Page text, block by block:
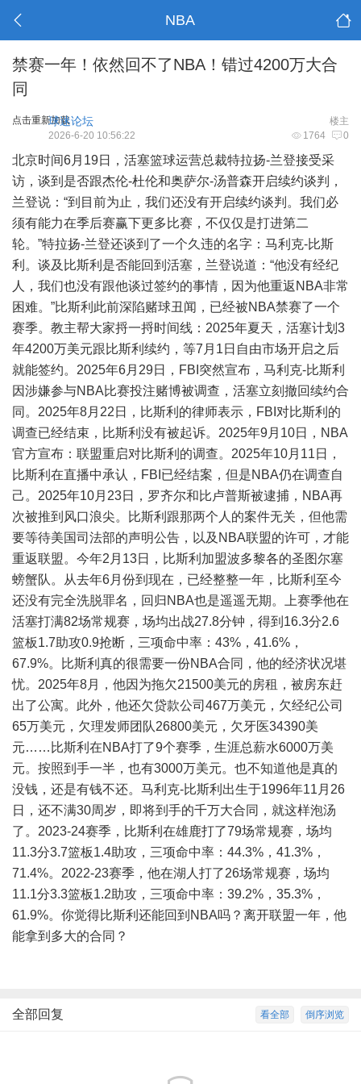
NBA
禁赛一年！依然回不了NBA！错过4200万大合
同
点击重新加载 楼主
球迷论坛
1764 0
2026-6-20 10:56:22
北京时间6月19日，活塞篮球运营总裁特拉扬-兰登接受采
访，谈到是否跟杰伦-杜伦和奥萨尔-汤普森开启续约谈判，
兰登说：“到目前为止，我们还没有开启续约谈判。我们必
须有能力在季后赛赢下更多比赛，不仅仅是打进第二
轮。”特拉扬-兰登还谈到了一个久违的名字：马利克-比斯
利。谈及比斯利是否能回到活塞，兰登说道：“他没有经纪
人，我们也没有跟他谈过签约的事情，因为他重返NBA非常
困难。”比斯利此前深陷赌球丑闻，已经被NBA禁赛了一个
赛季。教主帮大家捋一捋时间线：2025年夏天，活塞计划3
年4200万美元跟比斯利续约，等7月1日自由市场开启之后
就能签约。2025年6月29日，FBI突然宣布，马利克-比斯利
因涉嫌参与NBA比赛投注赌博被调查，活塞立刻撤回续约合
同。2025年8月22日，比斯利的律师表示，FBI对比斯利的
调查已经结束，比斯利没有被起诉。2025年9月10日，NBA
官方宣布：联盟重启对比斯利的调查。2025年10月11日，
比斯利在直播中承认，FBI已经结案，但是NBA仍在调查自
己。2025年10月23日，罗齐尔和比卢普斯被逮捕，NBA再
次被推到风口浪尖。比斯利跟那两个人的案件无关，但他需
要等待美国司法部的声明公告，以及NBA联盟的许可，才能
重返联盟。今年2月13日，比斯利加盟波多黎各的圣图尔塞
螃蟹队。从去年6月份到现在，已经整整一年，比斯利至今
还没有完全洗脱罪名，回归NBA也是遥遥无期。上赛季他在
活塞打满82场常规赛，场均出战27.8分钟，得到16.3分2.6
篮板1.7助攻0.9抢断，三项命中率：43%，41.6%，
67.9%。比斯利真的很需要一份NBA合同，他的经济状况堪
忧。2025年8月，他因为拖欠21500美元的房租，被房东赶
出了公寓。此外，他还欠贷款公司467万美元，欠经纪公司
65万美元，欠理发师团队26800美元，欠牙医34390美
元……比斯利在NBA打了9个赛季，生涯总薪水6000万美
元。按照到手一半，也有3000万美元。也不知道他是真的
没钱，还是有钱不还。马利克-比斯利出生于1996年11月26
日，还不满30周岁，即将到手的千万大合同，就这样泡汤
了。2023-24赛季，比斯利在雄鹿打了79场常规赛，场均
11.3分3.7篮板1.4助攻，三项命中率：44.3%，41.3%，
71.4%。2022-23赛季，他在湖人打了26场常规赛，场均
11.1分3.3篮板1.2助攻，三项命中率：39.2%，35.3%，
61.9%。你觉得比斯利还能回到NBA吗？离开联盟一年，他
能拿到多大的合同？
倒序浏览
看全部
全部回复